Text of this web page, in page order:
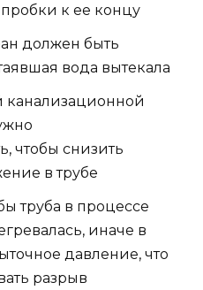
пробки к ее концу
должен быть
вода вытекала
канализационной
чтобы снизить
в трубе
труба в процессе
иначе в
давление, что
разрыв